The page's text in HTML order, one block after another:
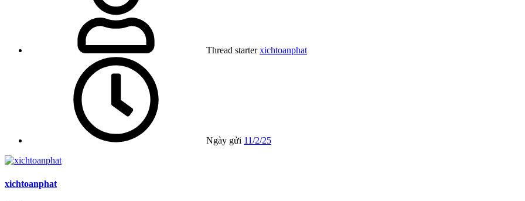
Thread starter xichtoanphat
Ngày gửi 11/2/25
xichtoanphat